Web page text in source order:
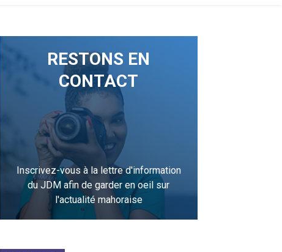
RESTONS EN
CONTACT
Inscrivez-vous à la lettre d'information
du JDM afin de garder en oeil sur
l'actualité mahoraise